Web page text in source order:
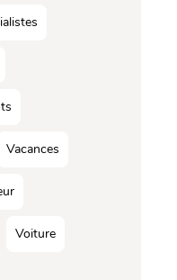
Vacances
Voiture